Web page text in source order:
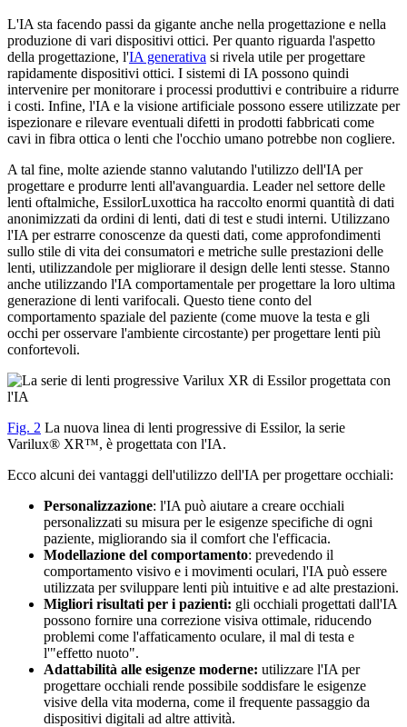
L'IA sta facendo passi da gigante anche nella progettazione e nella
produzione di vari dispositivi ottici. Per quanto riguarda l'aspetto
della progettazione, l'IA generativa si rivela utile per progettare
rapidamente dispositivi ottici. I sistemi di IA possono quindi
intervenire per monitorare i processi produttivi e contribuire a ridurre
i costi. Infine, l'IA e la visione artificiale possono essere utilizzate per
ispezionare e rilevare eventuali difetti in prodotti fabbricati come
cavi in fibra ottica o lenti che l'occhio umano potrebbe non cogliere.
A tal fine, molte aziende stanno valutando l'utilizzo dell'IA per
progettare e produrre lenti all'avanguardia. Leader nel settore delle
lenti oftalmiche, EssilorLuxottica ha raccolto enormi quantità di dati
anonimizzati da ordini di lenti, dati di test e studi interni. Utilizzano
l'IA per estrarre conoscenze da questi dati, come approfondimenti
sullo stile di vita dei consumatori e metriche sulle prestazioni delle
lenti, utilizzandole per migliorare il design delle lenti stesse. Stanno
anche utilizzando l'IA comportamentale per progettare la loro ultima
generazione di lenti varifocali. Questo tiene conto del
comportamento spaziale del paziente (come muove la testa e gli
occhi per osservare l'ambiente circostante) per progettare lenti più
confortevoli.
Fig. 2 La nuova linea di lenti progressive di Essilor, la serie
Varilux® XR™, è progettata con l'IA.
Ecco alcuni dei vantaggi dell'utilizzo dell'IA per progettare occhiali:
Personalizzazione: l'IA può aiutare a creare occhiali
personalizzati su misura per le esigenze specifiche di ogni
paziente, migliorando sia il comfort che l'efficacia.
Modellazione del comportamento: prevedendo il
comportamento visivo e i movimenti oculari, l'IA può essere
utilizzata per sviluppare lenti più intuitive e ad alte prestazioni.
Migliori risultati per i pazienti: gli occhiali progettati dall'IA
possono fornire una correzione visiva ottimale, riducendo
problemi come l'affaticamento oculare, il mal di testa e
l'"effetto nuoto".
Adattabilità alle esigenze moderne: utilizzare l'IA per
progettare occhiali rende possibile soddisfare le esigenze
visive della vita moderna, come il frequente passaggio da
dispositivi digitali ad altre attività.